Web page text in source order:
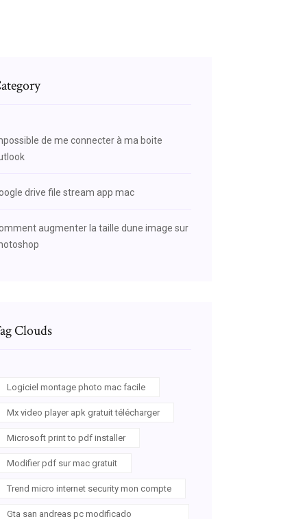
de me connecter à ma boite
drive file stream app mac
augmenter la taille dune image sur
Clouds
Logiciel montage photo mac facile
Mx video player apk gratuit télécharger
Microsoft print to pdf installer
Modifier pdf sur mac gratuit
Trend micro internet security mon compte
Gta san andreas pc modificado